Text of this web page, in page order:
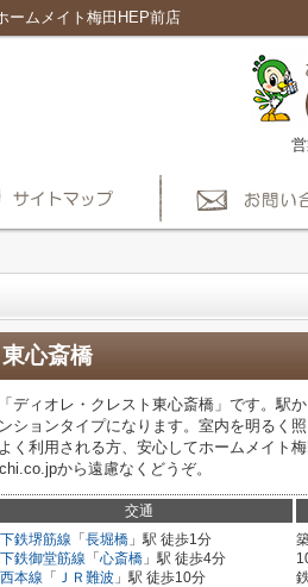
ームメイト梅田HEP前店
心斎橋
ディオレ・クレスト東心斎橋」です。駅
ションタイプになります。室内を明るく
く利用される方、安心してホームメイ
から遠慮なくどうぞ。
交通
鉄堺筋線 「 長堀橋 」駅 徒歩1分
鉄御堂筋線 「 心斎橋 」駅 徒歩4分
本線 「 ＪＲ難波 」駅 徒歩10分